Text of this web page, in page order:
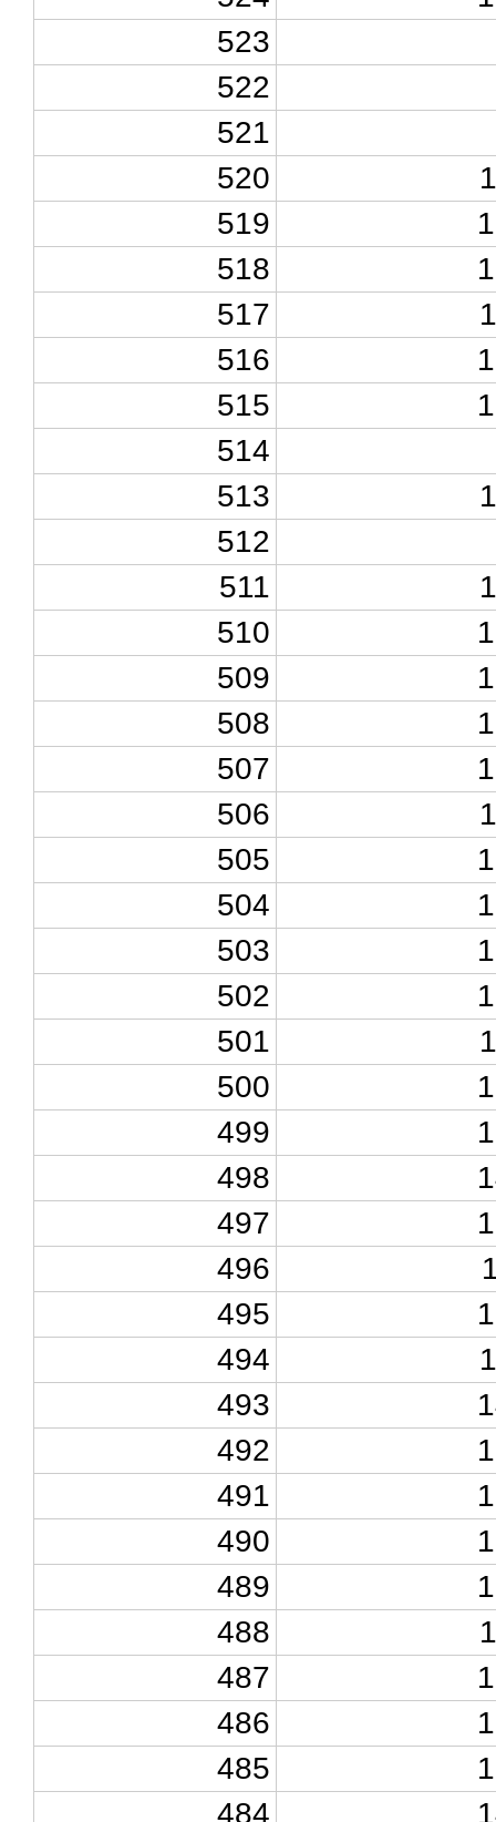
523
522
521
520
519
518
517
516
515
514
513
512
511
510
509
508
507
506
505
504
503
502
501
500
499
498
497
496
495
494
493
492
491
490
489
488
487
486
485
484